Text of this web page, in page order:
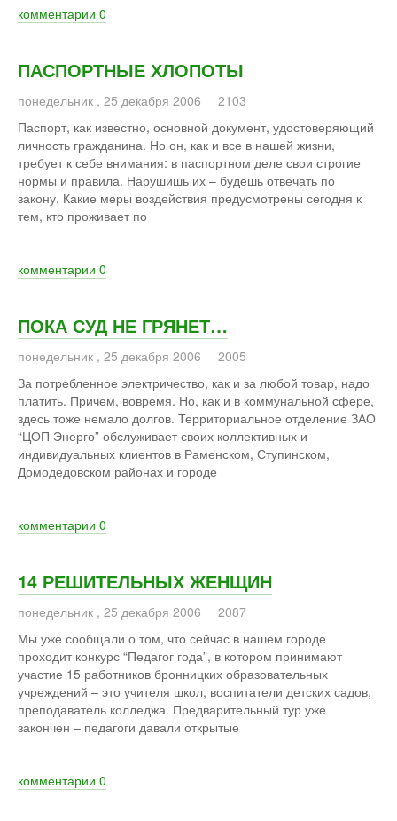
комментарии 0
ПАСПОРТНЫЕ ХЛОПОТЫ
понедельник , 25 декабря 2006
2103
Паспорт, как известно, основной документ, удостоверяющий
личность гражданина. Но он, как и все в нашей жизни,
требует к себе внимания: в паспортном деле свои строгие
нормы и правила. Нарушишь их – будешь отвечать по
закону. Какие меры воздействия предусмотрены сегодня к
тем, кто проживает по
комментарии 0
ПОКА СУД НЕ ГРЯНЕТ…
понедельник , 25 декабря 2006
2005
За потребленное электричество, как и за любой товар, надо
платить. Причем, вовремя. Но, как и в коммунальной сфере,
здесь тоже немало долгов. Территориальное отделение ЗАО
“ЦОП Энерго” обслуживает своих коллективных и
индивидуальных клиентов в Раменском, Ступинском,
Домодедовском районах и городе
комментарии 0
14 РЕШИТЕЛЬНЫХ ЖЕНЩИН
понедельник , 25 декабря 2006
2087
Мы уже сообщали о том, что сейчас в нашем городе
проходит конкурс “Педагог года”, в котором принимают
участие 15 работников бронницких образовательных
учреждений – это учителя школ, воспитатели детских садов,
преподаватель колледжа. Предварительный тур уже
закончен – педагоги давали открытые
комментарии 0